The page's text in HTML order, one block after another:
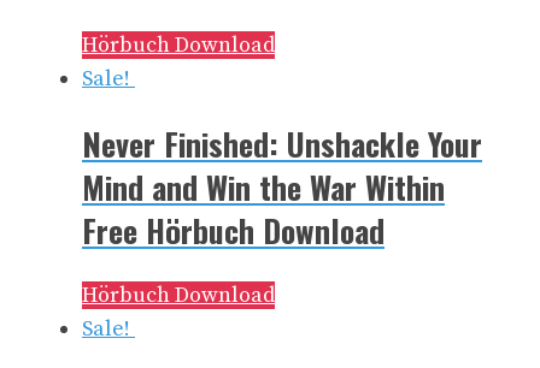
Hörbuch Download
Sale!
Never Finished: Unshackle Your
Mind and Win the War Within
Free Hörbuch Download
Hörbuch Download
Sale!